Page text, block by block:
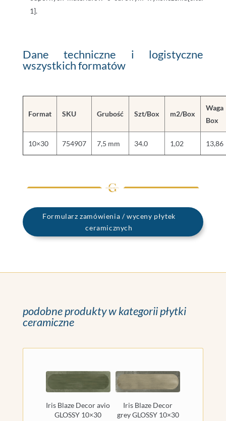
1].
Dane techniczne i logistyczne
wszystkich formatów
Format SKU Grubość Szt/Box m2/Box
Waga
Box
10×30 754907 7,5 mm 34.0 1,02 13,86
Formularz zamówienia / wyceny płytek
ceramicznych
podobne produkty w kategorii płytki
ceramiczne
Iris Blaze Decor avio
GLOSSY 10×30
Iris Blaze Decor
grey GLOSSY 10×30